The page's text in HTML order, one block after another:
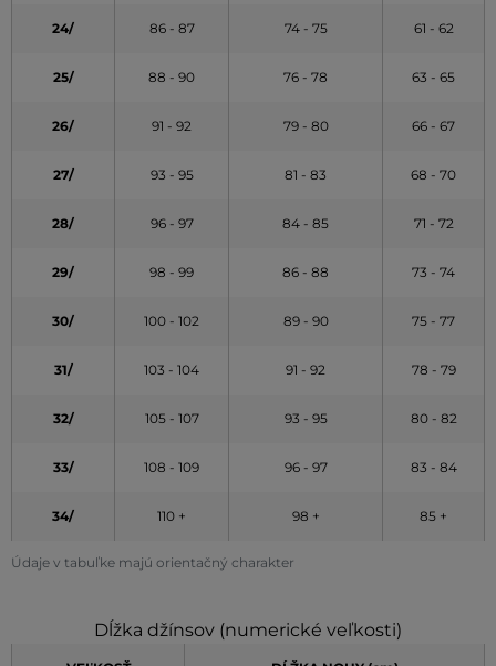
Údaje v tabuľke majú orientačný charakter
24/ 86 - 87 74 - 75 61 - 62
25/ 88 - 90 76 - 78 63 - 65
26/ 91 - 92 79 - 80 66 - 67
27/ 93 - 95 81 - 83 68 - 70
28/ 96 - 97 84 - 85 71 - 72
29/ 98 - 99 86 - 88 73 - 74
30/ 100 - 102 89 - 90 75 - 77
31/ 103 - 104 91 - 92 78 - 79
32/ 105 - 107 93 - 95 80 - 82
33/ 108 - 109 96 - 97 83 - 84
34/ 110 + 98 + 85 +
Dĺžka džínsov (numerické veľkosti)